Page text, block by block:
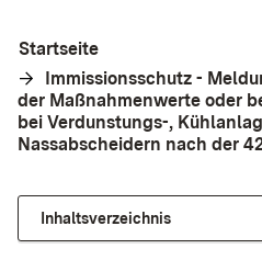
Startseite
Immissionsschutz -
der Maßnahmenwerte oder
bei Verdunstungs-,
Nassabscheidern nach der
Inhaltsverzeichnis